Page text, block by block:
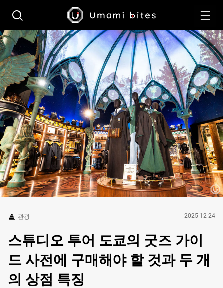
관광 2025-12-24
스튜디오 투어 도쿄의 굿즈 가이
드 사전에 구매해야 할 것과 두 개
의 상점 특징